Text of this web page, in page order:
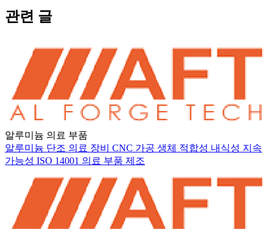
관련 글
알루미늄 의료 부품
알루미늄 단조 의료 장비 CNC 가공 생체 적합성 내식성 지속
가능성 ISO 14001 의료 부품 제조